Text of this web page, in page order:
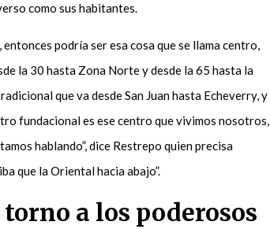
como sus habitantes.
podría ser esa cosa que se llama centro,
la 30 hasta Zona Norte y desde la 65 hasta la
que va desde San Juan hasta Echeverry, y
fundacional es ese centro que vivimos nosotros,
hablando”, dice Restrepo quien precisa
que la Oriental hacia abajo”.
a los poderosos